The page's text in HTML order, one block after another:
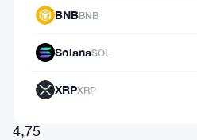
fourchette
cible
4,75
BNBBNB
SolanaSOL
XRPXRP